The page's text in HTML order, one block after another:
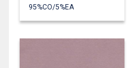
95%CO/5%EA